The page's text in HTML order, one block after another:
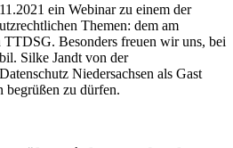
ein Webinar zu einem der
Themen: dem am
Besonders freuen wir uns, bei
Silke Jandt von der
Niedersachsen als Gast
begrüßen zu dürfen.